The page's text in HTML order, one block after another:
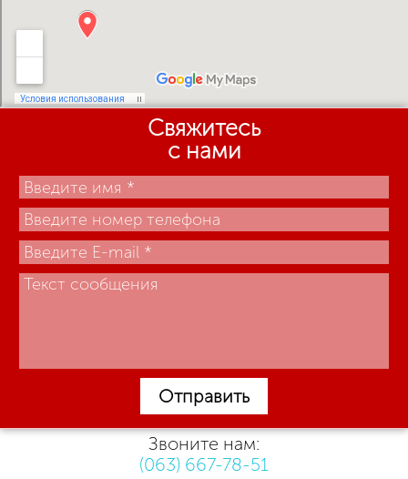
Свяжитесь
с нами
Отправить
Звоните нам:
(063) 667-78-51